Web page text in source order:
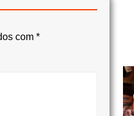
com *